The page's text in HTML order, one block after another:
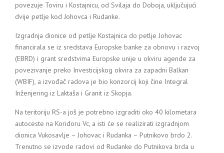
povezuje Toviru i Kostajnicu, od Svilaja do Doboja, uključujući
dvije petlje kod Johovca i Rudanke.
Izgradnja dionice od petlje Kostajnica do petlje Johovac
financirala se iz sredstava Europske banke za obnovu i razvoj
(EBRD) i grant sredstvima Europske unije u okviru agende za
povezivanje preko Investicijskog okvira za zapadni Balkan
(WBIF), a izvođač radova je bio konzorcij koji čine Integral
Inženjering iz Laktaša i Granit iz Skopja.
Na teritoriju RS-a još je potrebno izgraditi oko 40 kilometara
autoceste na Koridoru Vc, a isti će se realizirati izgradnjom
dionica Vukosavlje – Johovac i Rudanka – Putnikovo brdo 2.
Trenutno se izvode radovi od Rudanke do Putnikova brda u